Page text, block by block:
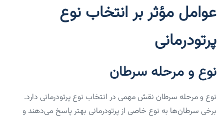
عوامل مؤثر بر انتخاب نوع
پرتودرمانی
نوع و مرحله سرطان
نوع و مرحله سرطان نقش مهمی در انتخاب نوع پرتودرمانی دارد.
برخی سرطان‌ها به نوع خاصی از پرتودرمانی بهتر پاسخ می‌دهند و